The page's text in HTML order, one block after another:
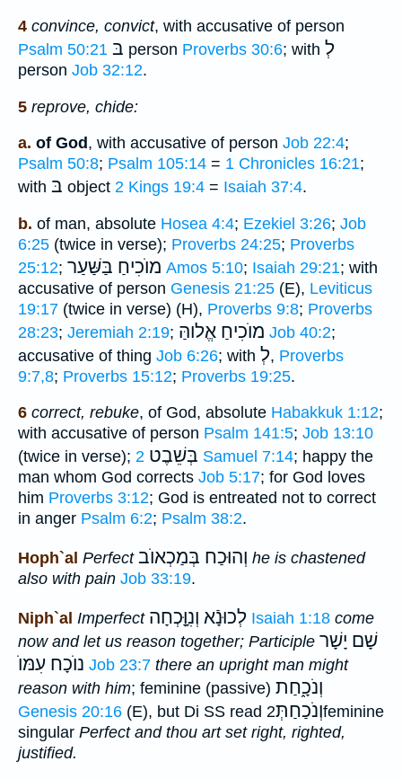
4 convince, convict, with accusative of person
Psalm 50:21 בּ person Proverbs 30:6; with לְ
person Job 32:12.
5 reprove, chide:
a. of God , with accusative of person Job 22:4;
Psalm 50:8; Psalm 105:14 = 1 Chronicles 16:21;
with בּ object 2 Kings 19:4 = Isaiah 37:4.
b. of man, absolute Hosea 4:4; Ezekiel 3:26; Job
6:25 (twice in verse); Proverbs 24:25; Proverbs
25:12; מוֺכִיחַ בַּשַּׁעַר Amos 5:10; Isaiah 29:21; with
accusative of person Genesis 21:25 (E), Leviticus
19:17 (twice in verse) (H), Proverbs 9:8; Proverbs
28:23; Jeremiah 2:19; מוֺכִיחַ אֱלוהַּ Job 40:2;
accusative of thing Job 6:26; with לְ, Proverbs
9:7,8; Proverbs 15:12; Proverbs 19:25.
6 correct, rebuke, of God, absolute Habakkuk 1:12;
with accusative of person Psalm 141:5; Job 13:10
(twice in verse);
בְּשֵׁבֶט 2 Samuel 7:14; happy the
man whom God corrects Job 5:17; for God loves
him Proverbs 3:12; God is entreated not to correct
in anger Psalm 6:2; Psalm 38:2.
Hoph`al Perfect וְהוּכַח בְּמַכְאוֺב he is chastened
also with pain Job 33:19.
Niph`al Imperfect לְכוּנָֿא וְנִוָָּֽכְחָה Isaiah 1:18 come
now and let us reason together; Participle שָׁם יָשָׁר
נוֺכָח עִמּוֺ Job 23:7 there an upright man might
reason with him; feminine (passive) וְנֹכָ֑חַת
Genesis 20:16 (E), but Di SS read וְנֹכַחַתְּ2feminine
singular Perfect and thou art set right, righted,
justified.